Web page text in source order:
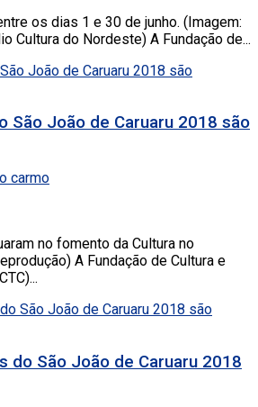
os dias 1 e 30 de junho. (Imagem:
Cultura do Nordeste) A Fundação de...
São João de Caruaru 2018 são
carmo
no fomento da Cultura no
A Fundação de Cultura e
do São João de Caruaru 2018